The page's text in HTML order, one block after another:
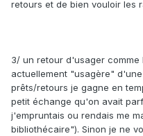
retours et de bien vouloir les
3/ un retour d'usager comme
actuellement "usagère"
prêts/retours je gagne en
petit échange qu'on avait
j'empruntais ou rendais me
bibliothécaire"). Sinon je ne